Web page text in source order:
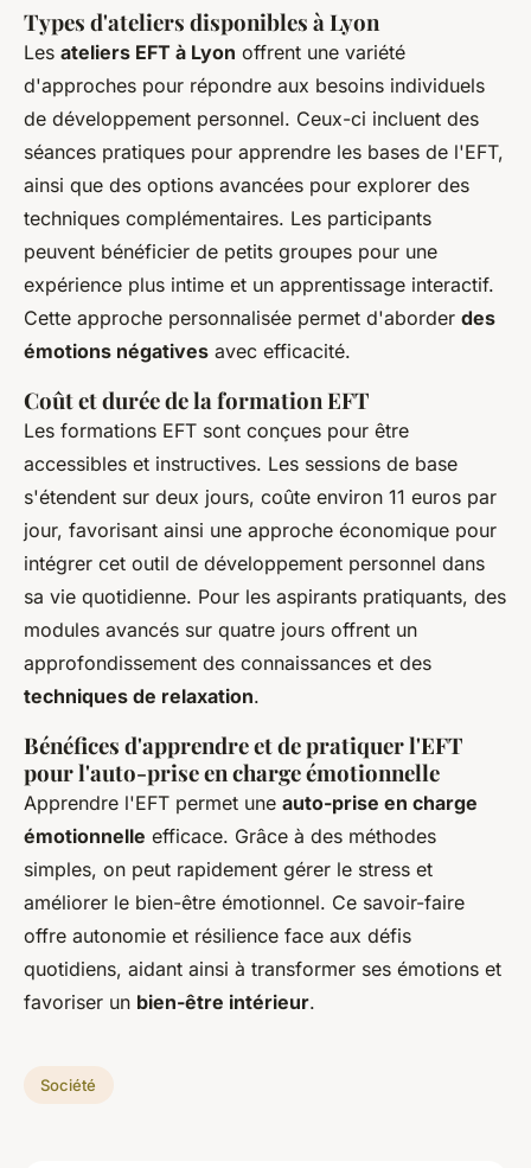
Types d'ateliers disponibles à Lyon
Les ateliers EFT à Lyon offrent une variété
d'approches pour répondre aux besoins individuels
de développement personnel. Ceux-ci incluent des
séances pratiques pour apprendre les bases de l'EFT,
ainsi que des options avancées pour explorer des
techniques complémentaires. Les participants
peuvent bénéficier de petits groupes pour une
expérience plus intime et un apprentissage interactif.
Cette approche personnalisée permet d'aborder des
émotions négatives avec efficacité.
Coût et durée de la formation EFT
Les formations EFT sont conçues pour être
accessibles et instructives. Les sessions de base
s'étendent sur deux jours, coûte environ 11 euros par
jour, favorisant ainsi une approche économique pour
intégrer cet outil de développement personnel dans
sa vie quotidienne. Pour les aspirants pratiquants, des
modules avancés sur quatre jours offrent un
approfondissement des connaissances et des
techniques de relaxation.
Bénéfices d'apprendre et de pratiquer l'EFT
pour l'auto-prise en charge émotionnelle
Apprendre l'EFT permet une auto-prise en charge
émotionnelle efficace. Grâce à des méthodes
simples, on peut rapidement gérer le stress et
améliorer le bien-être émotionnel. Ce savoir-faire
offre autonomie et résilience face aux défis
quotidiens, aidant ainsi à transformer ses émotions et
favoriser un bien-être intérieur.
Société